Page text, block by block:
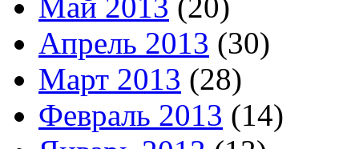
Апрель 2013 (30)
Март 2013 (28)
Февраль 2013 (14)